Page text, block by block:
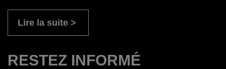
Lire la suite
RESTEZ INFORMÉ